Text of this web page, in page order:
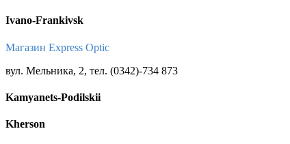
Ivano-Frankivsk
Магазин Express Optic
вул. Мельника, 2, тел. (0342)-734 873
Kamyanets-Podilskii
Kherson